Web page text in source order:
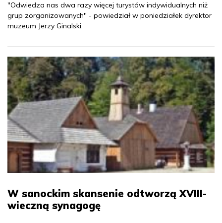
"Odwiedza nas dwa razy więcej turystów indywidualnych niż
grup zorganizowanych" - powiedział w poniedziałek dyrektor
muzeum Jerzy Ginalski.
W sanockim skansenie odtworzą XVIII-
wieczną synagogę